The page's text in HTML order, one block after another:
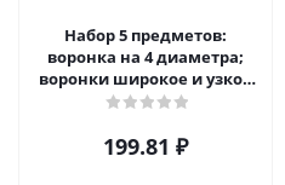
Набор 5 предметов:
воронка на 4 диаметра;
воронки широкое и узкое
горло; ситечки малое и
199.81 ₽